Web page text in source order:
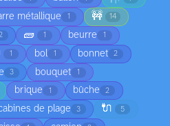
métallique 1 🚧 14
🧱 1 beurre 1
1 bol 1 bonnet 2
3 bouquet 1
brique 1 bûche 2
de plage 3 🔌 5